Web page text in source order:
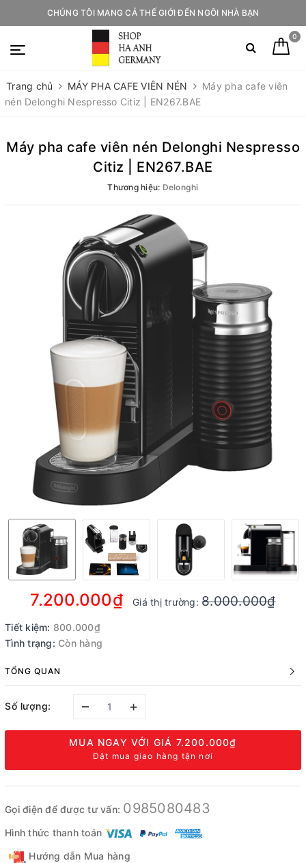
CHÚNG TÔI MANG CẢ THẾ GIỚI ĐẾN NGÔI NHÀ BẠN
0
Trang chủ MÁY PHA CAFE VIÊN NÉN
Máy pha cafe viên
nén Delonghi Nespresso Citiz | EN267.BAE
Máy pha cafe viên nén Delonghi Nespresso
Citiz | EN267.BAE
Thương hiệu: Delonghi
7.200.000₫ Giá thị trường:8.000.000₫
Tiết kiệm: 800.000₫
Tình trạng: Còn hàng
TỔNG QUAN
Số lượng: – +
MUA NGAY VỚI GIÁ 7.200.000₫
Đặt mua giao hàng tận nơi
Gọi điện để được tư vấn: 0985080483
Hình thức thanh toán
Hướng dẫn Mua hàng